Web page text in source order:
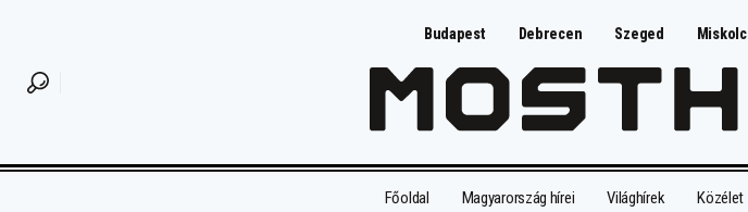
Budapest Debrecen Szeged Miskolc
Főoldal Magyarország hírei Világhírek Közélet